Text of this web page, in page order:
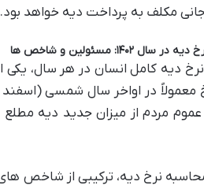
مکلف به پرداخت دیه خواهد بود.
سال ۱۴۰۲: مسئولین و شاخص ها
دیه کامل انسان در هر سال،
معمولاً در اواخر سال شمسی
مردم از میزان جدید دیه
نرخ دیه، ترکیبی از شاخص